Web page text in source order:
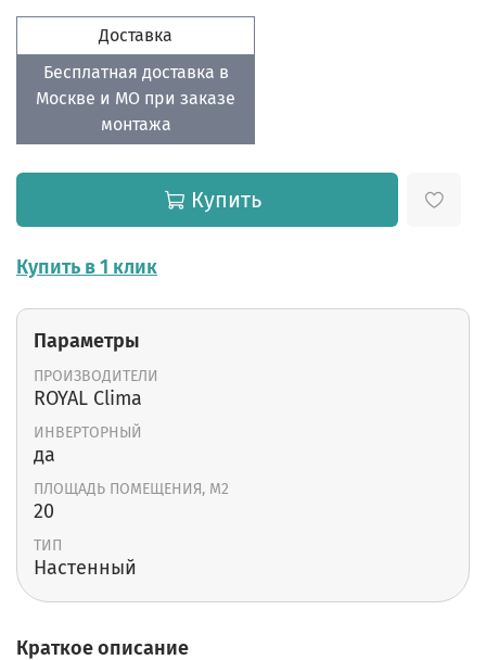
Доставка
Бесплатная доставка в
Москве и МО при заказе
монтажа
Купить
Купить в 1 клик
Параметры
ПРОИЗВОДИТЕЛИ
ROYAL Clima
ИНВЕРТОРНЫЙ
да
ПЛОЩАДЬ ПОМЕЩЕНИЯ, М2
20
ТИП
Настенный
Краткое описание